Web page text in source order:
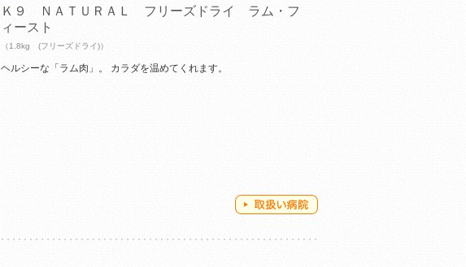
Ｋ９ ＮＡＴＵＲＡＬ フリーズドライ ラム・フ
ィースト
（1.8kg (フリーズドライ)）
ヘルシーな「ラム肉」。 カラダを温めてくれます。